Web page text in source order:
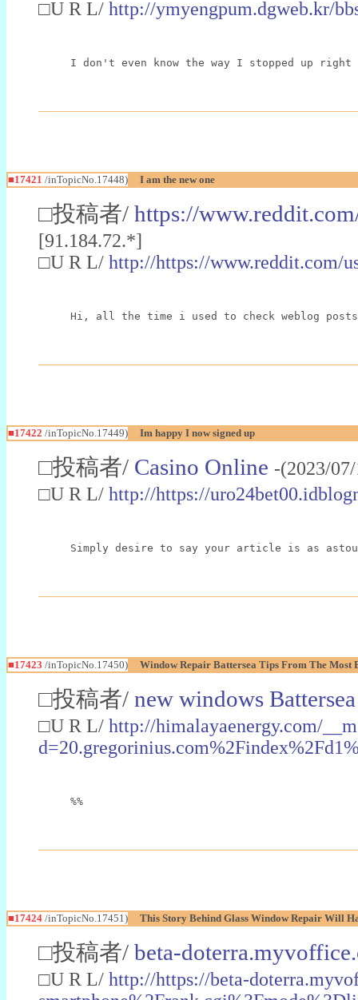
□U R L/ http://ymyengpum.dgweb.kr/
I don't even know the way I stopped up
■17421 /inTopicNo.17448) I am the new one
□投稿者/ https://
[91.184.72.*]
□U R L/ http://https://www.reddit.com/
Hi, all the time i used to check weblog
■17422 /inTopicNo.17449) Im happy I now signed up
□投稿者/ Casino Online -(2023/
□U R L/ http://https://
Simply desire to say your article is as
■17423 /inTopicNo.17450) Window Repair Battersea Tips From The Most
□投稿者/ new windows Battersea
□U R L/ http://himalayaenergy.com/
%%
■17424 /inTopicNo.17451) This Story Behind Glass Window Repair Will
□投稿者/ beta-
□U R L/ http://https://beta-